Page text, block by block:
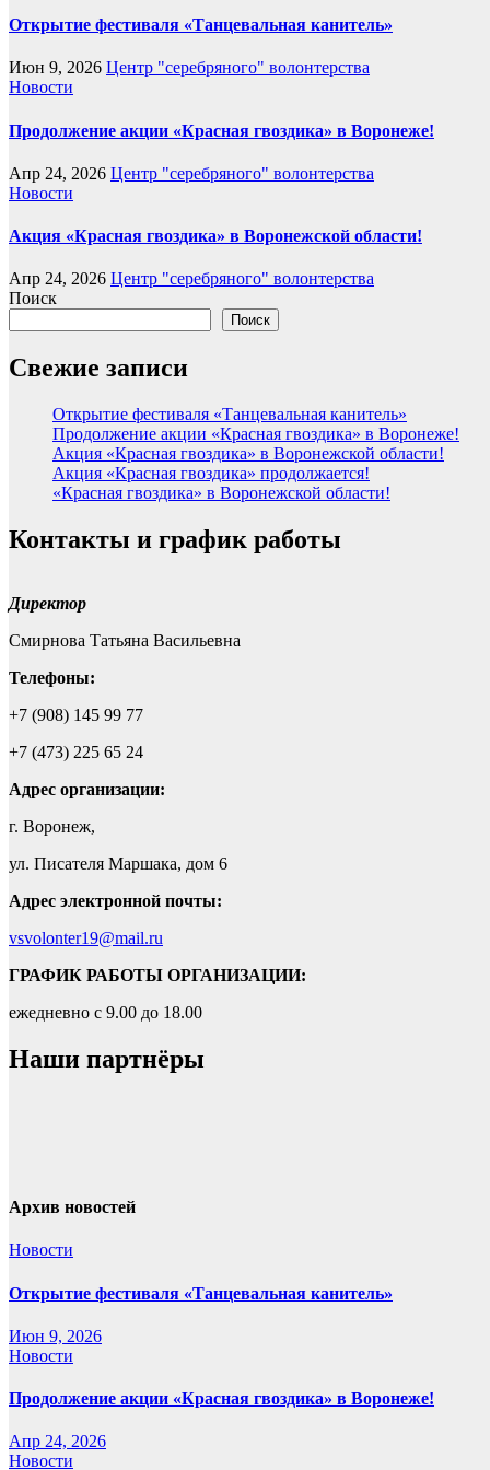
Открытие фестиваля «Танцевальная канитель»
Июн 9, 2026 Центр "серебряного" волонтерства
Новости
Продолжение акции «Красная гвоздика» в Воронеже!
Апр 24, 2026 Центр "серебряного" волонтерства
Новости
Акция «Красная гвоздика» в Воронежской области!
Апр 24, 2026 Центр "серебряного" волонтерства
Поиск
Поиск
Свежие записи
Открытие фестиваля «Танцевальная канитель»
Продолжение акции «Красная гвоздика» в Воронеже!
Акция «Красная гвоздика» в Воронежской области!
Акция «Красная гвоздика» продолжается!
«Красная гвоздика» в Воронежской области!
Контакты и график работы
Директор
Смирнова Татьяна Васильевна
Телефоны:
+7 (908) 145 99 77
+7 (473) 225 65 24
Адрес организации:
г. Воронеж,
ул. Писателя Маршака, дом 6
Адрес электронной почты:
vsvolonter19@mail.ru
ГРАФИК РАБОТЫ ОРГАНИЗАЦИИ:
ежедневно с 9.00 до 18.00
Наши партнёры
Архив новостей
Новости
Открытие фестиваля «Танцевальная канитель»
Июн 9, 2026
Новости
Продолжение акции «Красная гвоздика» в Воронеже!
Апр 24, 2026
Новости